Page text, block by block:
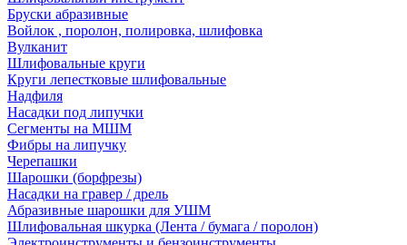
Бруски абразивные
Войлок , поролон, полировка, шлифовка
Вулканит
Шлифовальные круги
Круги лепестковые шлифовальные
Надфиля
Насадки под липучки
Сегменты на МШМ
Фибры на липучку
Черепашки
Шарошки (борфрезы)
Насадки на гравер / дрель
Абразивные шарошки для УШМ
Шлифовальная шкурка (Лента / бумага / поролон)